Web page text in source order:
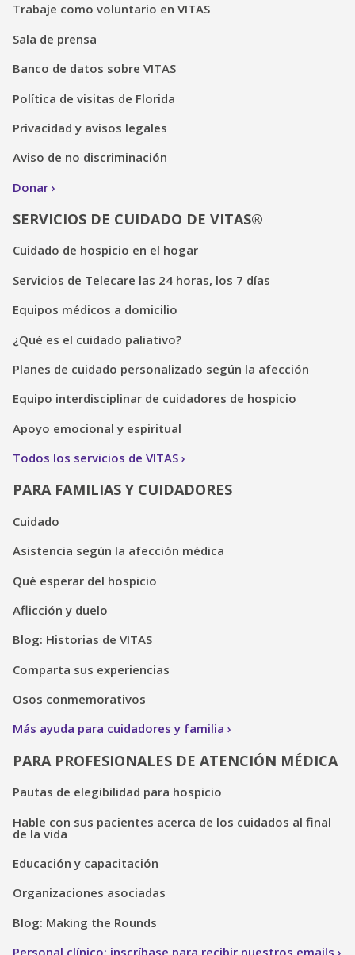
Trabaje como voluntario en VITAS
Sala de prensa
Banco de datos sobre VITAS
Política de visitas de Florida
Privacidad y avisos legales
Aviso de no discriminación
Donar
SERVICIOS DE CUIDADO DE VITAS®
Cuidado de hospicio en el hogar
Servicios de Telecare las 24 horas, los 7 días
Equipos médicos a domicilio
¿Qué es el cuidado paliativo?
Planes de cuidado personalizado según la afección
Equipo interdisciplinar de cuidadores de hospicio
Apoyo emocional y espiritual
Todos los servicios de VITAS
PARA FAMILIAS Y CUIDADORES
Cuidado
Asistencia según la afección médica
Qué esperar del hospicio
Aflicción y duelo
Blog: Historias de VITAS
Comparta sus experiencias
Osos conmemorativos
Más ayuda para cuidadores y familia
PARA PROFESIONALES DE ATENCIÓN MÉDICA
Pautas de elegibilidad para hospicio
Hable con sus pacientes acerca de los cuidados al final
de la vida
Educación y capacitación
Organizaciones asociadas
Blog: Making the Rounds